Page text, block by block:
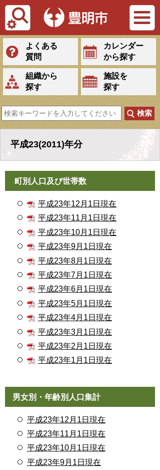
Tiếng Việt
よくある
質問
カレンダー
から探す
組織から
探す
施設を
探す
平成23(2011)年分
町別人口及び世帯数
平成23年12月1日現在
平成23年11月1日現在
平成23年10月1日現在
平成23年9月1日現在
平成23年8月1日現在
平成23年7月1日現在
平成23年6月1日現在
平成23年5月1日現在
平成23年4月1日現在
平成23年3月1日現在
平成23年2月1日現在
平成23年1月1日現在
男女別・年齢別人口集計
平成23年12月1日現在
平成23年11月1日現在
平成23年10月1日現在
平成23年9月1日現在